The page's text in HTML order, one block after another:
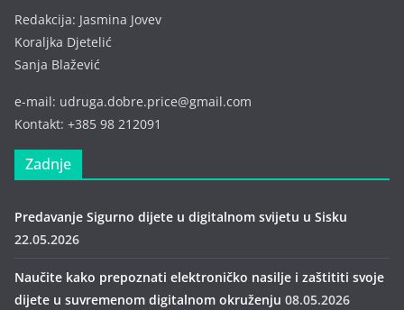
Redakcija: Jasmina Jovev
Koraljka Djetelić
Sanja Blažević
e-mail: udruga.dobre.price@gmail.com
Kontakt: +385 98 212091
Zadnje
Predavanje Sigurno dijete u digitalnom svijetu u Sisku
22.05.2026
Naučite kako prepoznati elektroničko nasilje i zaštititi svoje
dijete u suvremenom digitalnom okruženju 08.05.2026